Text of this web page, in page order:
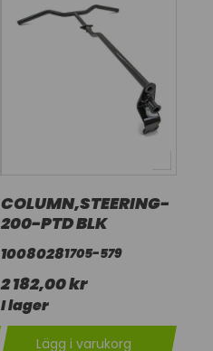
COLUMN,STEERING-
200-PTD BLK
10080281705-579
2 182,00 kr
I lager
Lägg i varukorg